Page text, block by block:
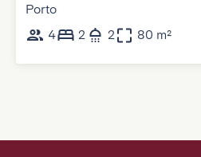
Porto
4
2 2 80 m²